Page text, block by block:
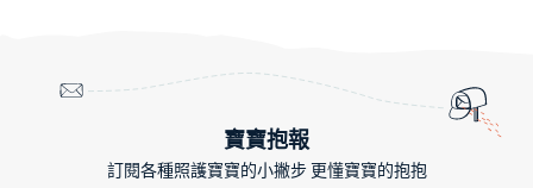
寶寶抱報
訂閱各種照護寶寶的小撇步 更懂寶寶的抱抱